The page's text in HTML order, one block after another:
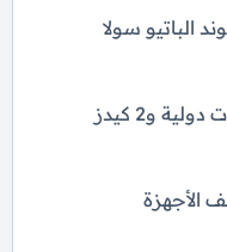
الباتيو سولا
مدرس دولية علاوة على حضانات دولية و2 كيدز
الأجهزة